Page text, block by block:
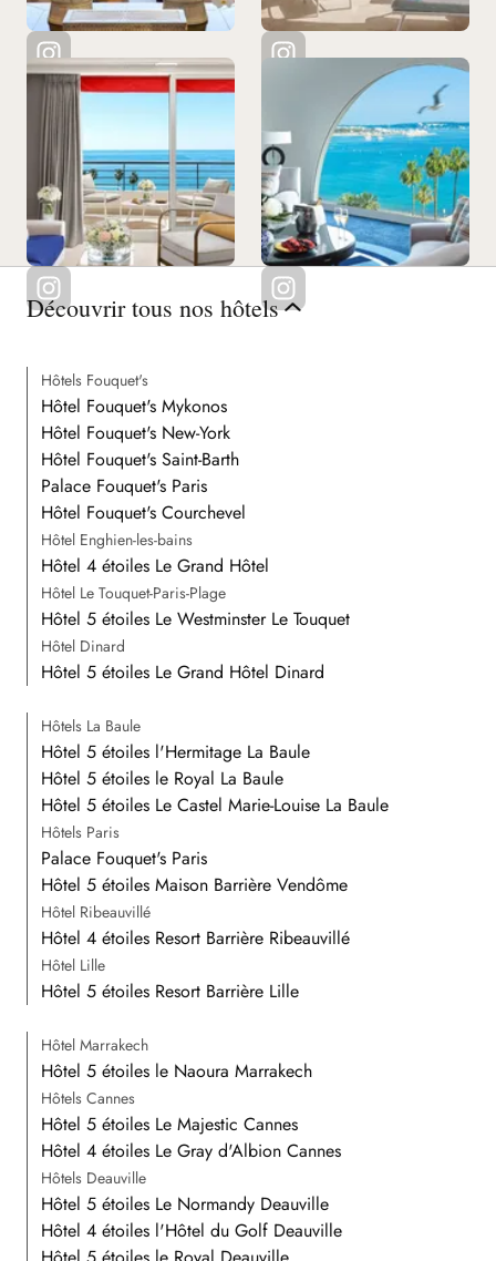
Découvrir tous nos hôtels
Hôtels Fouquet's
Hôtel Fouquet's Mykonos
Hôtel Fouquet's New-York
Hôtel Fouquet's Saint-Barth
Palace Fouquet's Paris
Hôtel Fouquet's Courchevel
Hôtel Enghien-les-bains
Hôtel 4 étoiles Le Grand Hôtel
Hôtel Le Touquet-Paris-Plage
Hôtel 5 étoiles Le Westminster Le Touquet
Hôtel Dinard
Hôtel 5 étoiles Le Grand Hôtel Dinard
Hôtels La Baule
Hôtel 5 étoiles l'Hermitage La Baule
Hôtel 5 étoiles le Royal La Baule
Hôtel 5 étoiles Le Castel Marie-Louise La Baule
Hôtels Paris
Palace Fouquet's Paris
Hôtel 5 étoiles Maison Barrière Vendôme
Hôtel Ribeauvillé
Hôtel 4 étoiles Resort Barrière Ribeauvillé
Hôtel Lille
Hôtel 5 étoiles Resort Barrière Lille
Hôtel Marrakech
Hôtel 5 étoiles le Naoura Marrakech
Hôtels Cannes
Hôtel 5 étoiles Le Majestic Cannes
Hôtel 4 étoiles Le Gray d'Albion Cannes
Hôtels Deauville
Hôtel 5 étoiles Le Normandy Deauville
Hôtel 4 étoiles l'Hôtel du Golf Deauville